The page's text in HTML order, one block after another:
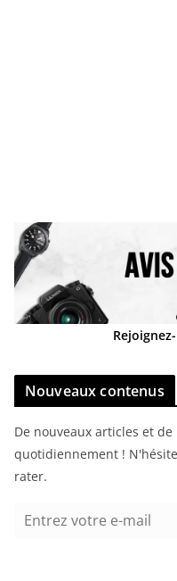
Nouveaux contenus
De nouveaux articles et
quotidiennement !
rater.